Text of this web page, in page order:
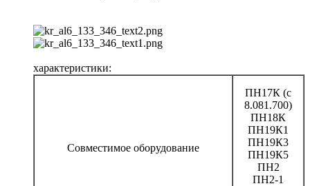
характеристики:
Совместимое оборудование
ПН17К (с
8.081.700)
ПН18К
ПН19К1
ПН19К3
ПН19К5
ПН2
ПН2-1